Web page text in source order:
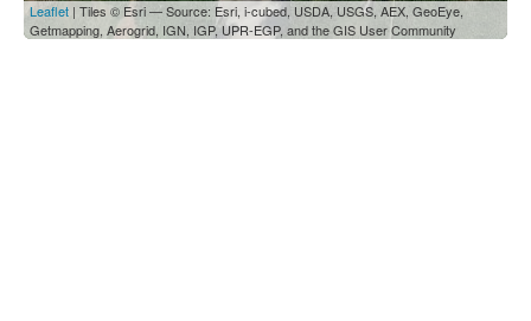
Leaflet | Tiles © Esri — Source: Esri, i-cubed, USDA, USGS, AEX, GeoEye,
Getmapping, Aerogrid, IGN, IGP, UPR-EGP, and the GIS User Community